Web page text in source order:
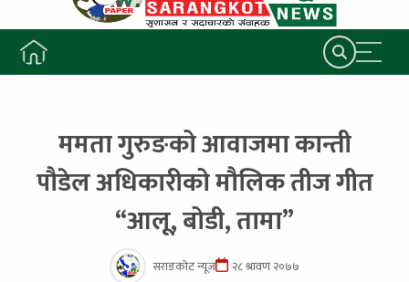
ममता गुरुङको आवाजमा कान्ती
पौडेल अधिकारीको मौलिक तीज गीत
“आलू, बोडी, तामा”
सराङकोट न्यूज २८ श्रावण २०७७